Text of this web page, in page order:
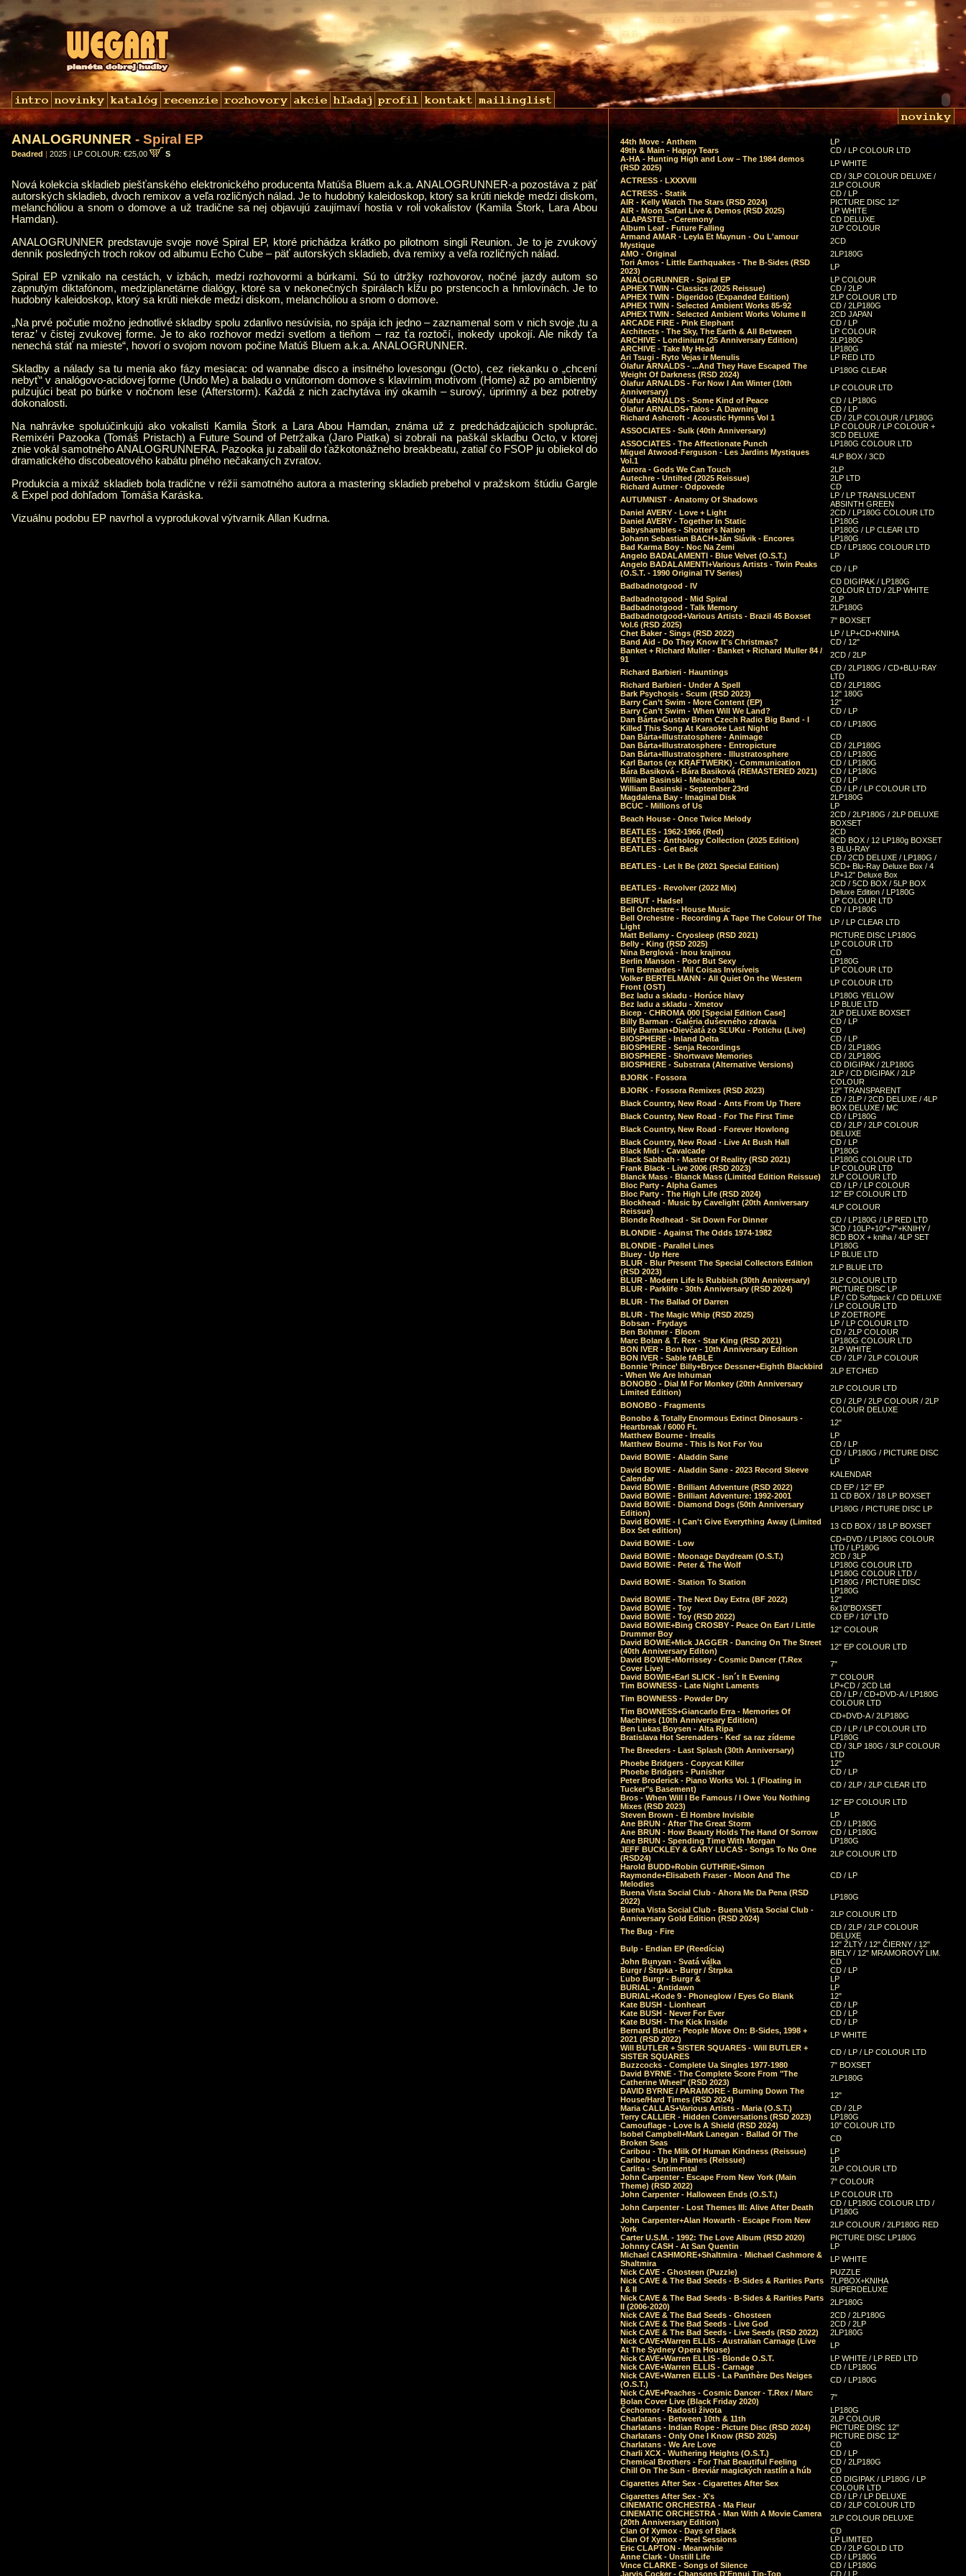
ANALOGRUNNER - Spiral EP
Deadred | 2025 | LP COLOUR: €25,00 S
Nová kolekcia skladieb piešťanského elektronického producenta Matúša Bluem a.k.a. ANALOGRUNNER-a pozostáva z päť
autorských skladieb, dvoch remixov a veľa rozličných nálad. Je to hudobný kaleidoskop, ktorý sa krúti niekde medzi diskom,
melanchóliou a snom o domove a už tradične sa nej objavujú zaujímaví hostia v roli vokalistov (Kamila Štork, Lara Abou
Hamdan).
ANALOGRUNNER predstavuje svoje nové Spiral EP, ktoré prichádza krátko po pilotnom singli Reunion. Je to je zvukový
denník posledných troch rokov od albumu Echo Cube – päť autorských skladieb, dva remixy a veľa rozličných nálad.
Spiral EP vznikalo na cestách, v izbách, medzi rozhovormi a búrkami. Sú to útržky rozhovorov, nočné jazdy autom so
zapnutým diktafónom, medziplanetárne dialógy, ktoré sa v nekonečných špirálach kĺžu po prstencoch a hmlovinách. Je to
hudobný kaleidoskop, ktorý sa krúti niekde medzi diskom, melanchóliou a snom o domove.
„Na prvé počutie možno jednotlivé skladby spolu zdanlivo nesúvisia, no spája ich jedno – zaznamenal som v nich svoje ‚tu a
teraz’ v čistej zvukovej forme. Je to ako rozhovor medzi svetlom a tieňom – raz ťa roztočí, inokedy upokojí. Ale nikdy ťa
nenechá stáť na mieste“, hovorí o svojom novom počine Matúš Bluem a.k.a. ANALOGRUNNER.
Skladby a nálady sa tu menia ako fázy mesiaca: od wannabe disco a insitného lovesongu (Octo), cez riekanku o „chcení
nebyť“ v analógovo-acidovej forme (Undo Me) a baladu o vnútornom domove s klavírním motívom (Home) až po ambientný
pulzujúci beat po búrke v nočnom lese (Afterstorm). Každá z nich zachytáva iný okamih – surový, úprimný a bez potreby
dokonalosti.
Na nahrávke spoluúčinkujú ako vokalisti Kamila Štork a Lara Abou Hamdan, známa už z predchádzajúcich spoluprác.
Remixéri Pazooka (Tomáš Pristach) a Future Sound of Petržalka (Jaro Piatka) si zobrali na paškál skladbu Octo, v ktorej
znie vokál samotného ANALOGRUNNERA. Pazooka ju zabalil do ťažkotonážneho breakbeatu, zatiaľ čo FSOP ju obliekol do
dramatického discobeatového kabátu plného nečakaných zvratov.
Produkcia a mixáž skladieb bola tradične v réžii samotného autora a mastering skladieb prebehol v pražskom štúdiu Gargle
& Expel pod dohľadom Tomáša Karáska.
Vizuálnu podobu EP navrhol a vyprodukoval výtvarník Allan Kudrna.
44th Move - Anthem
LP
49th & Main - Happy Tears
CD / LP COLOUR LTD
A-HA - Hunting High and Low – The 1984 demos
(RSD 2025)
LP WHITE
ACTRESS - LXXXVIII
CD / 3LP COLOUR DELUXE /
2LP COLOUR
ACTRESS - Statik
CD / LP
AIR - Kelly Watch The Stars (RSD 2024)
PICTURE DISC 12"
AIR - Moon Safari Live & Demos (RSD 2025)
LP WHITE
ALAPASTEL - Ceremony
CD DELUXE
Album Leaf - Future Falling
2LP COLOUR
Armand AMAR - Leyla Et Maynun - Ou L'amour
Mystique
2CD
AMO - Original
2LP180G
Tori Amos - Little Earthquakes - The B-Sides (RSD
2023)
LP
ANALOGRUNNER - Spiral EP
LP COLOUR
APHEX TWIN - Classics (2025 Reissue)
CD / 2LP
APHEX TWIN - Digeridoo (Expanded Edition)
2LP COLOUR LTD
APHEX TWIN - Selected Ambient Works 85-92
CD / 2LP180G
APHEX TWIN - Selected Ambient Works Volume II
2CD JAPAN
ARCADE FIRE - Pink Elephant
CD / LP
Architects - The Sky, The Earth & All Between
LP COLOUR
ARCHIVE - Londinium (25 Anniversary Edition)
2LP180G
ARCHIVE - Take My Head
LP180G
Ari Tsugi - Ryto Vejas ir Menulis
LP RED LTD
Ólafur ARNALDS - ...And They Have Escaped The
Weight Of Darkness (RSD 2024)
LP180G CLEAR
Ólafur ARNALDS - For Now I Am Winter (10th
Anniversary)
LP COLOUR LTD
Ólafur ARNALDS - Some Kind of Peace
CD / LP180G
Ólafur ARNALDS+Talos - A Dawning
CD / LP
Richard Ashcroft - Acoustic Hymns Vol 1
CD / 2LP COLOUR / LP180G
ASSOCIATES - Sulk (40th Anniversary)
LP COLOUR / LP COLOUR +
3CD DELUXE
ASSOCIATES - The Affectionate Punch
LP180G COLOUR LTD
Miguel Atwood-Ferguson - Les Jardins Mystiques
Vol.1
4LP BOX / 3CD
Aurora - Gods We Can Touch
2LP
Autechre - Untilted (2025 Reissue)
2LP LTD
Richard Autner - Odpovede
CD
AUTUMNIST - Anatomy Of Shadows
LP / LP TRANSLUCENT
ABSINTH GREEN
Daniel AVERY - Love + Light
2CD / LP180G COLOUR LTD
Daniel AVERY - Together In Static
LP180G
Babyshambles - Shotter's Nation
LP180G / LP CLEAR LTD
Johann Sebastian BACH+Ján Slávik - Encores
LP180G
Bad Karma Boy - Noc Na Zemi
CD / LP180G COLOUR LTD
Angelo BADALAMENTI - Blue Velvet (O.S.T.)
LP
Angelo BADALAMENTI+Various Artists - Twin Peaks
(O.S.T. - 1990 Original TV Series)
CD / LP
Badbadnotgood - IV
CD DIGIPAK / LP180G
COLOUR LTD / 2LP WHITE
Badbadnotgood - Mid Spiral
2LP
Badbadnotgood - Talk Memory
2LP180G
Badbadnotgood+Various Artists - Brazil 45 Boxset
Vol.6 (RSD 2025)
7" BOXSET
Chet Baker - Sings (RSD 2022)
LP / LP+CD+KNIHA
Band Aid - Do They Know It's Christmas?
CD / 12"
Banket + Richard Muller - Banket + Richard Muller 84 /
91
2CD / 2LP
Richard Barbieri - Hauntings
CD / 2LP180G / CD+BLU-RAY
LTD
Richard Barbieri - Under A Spell
CD / 2LP180G
Bark Psychosis - Scum (RSD 2023)
12" 180G
Barry Can’t Swim - More Content (EP)
12"
Barry Can’t Swim - When Will We Land?
CD / LP
Dan Bárta+Gustav Brom Czech Radio Big Band - I
Killed This Song At Karaoke Last Night
CD / LP180G
Dan Bárta+Illustratosphere - Animage
CD
Dan Bárta+Illustratosphere - Entropicture
CD / 2LP180G
Dan Bárta+Illustratosphere - Illustratosphere
CD / LP180G
Karl Bartos (ex KRAFTWERK) - Communication
CD / LP180G
Bára Basiková - Bára Basiková (REMASTERED 2021)
CD / LP180G
William Basinski - Melancholia
CD / LP
William Basinski - September 23rd
CD / LP / LP COLOUR LTD
Magdalena Bay - Imaginal Disk
2LP180G
BCUC - Millions of Us
LP
Beach House - Once Twice Melody
2CD / 2LP180G / 2LP DELUXE
BOXSET
BEATLES - 1962-1966 (Red)
2CD
BEATLES - Anthology Collection (2025 Edition)
8CD BOX / 12 LP180g BOXSET
BEATLES - Get Back
3 BLU-RAY
BEATLES - Let It Be (2021 Special Edition)
CD / 2CD DELUXE / LP180G /
5CD+ Blu-Ray Deluxe Box / 4
LP+12" Deluxe Box
BEATLES - Revolver (2022 Mix)
2CD / 5CD BOX / 5LP BOX
Deluxe Edition / LP180G
BEIRUT - Hadsel
LP COLOUR LTD
Bell Orchestre - House Music
CD / LP180G
Bell Orchestre - Recording A Tape The Colour Of The
Light
LP / LP CLEAR LTD
Matt Bellamy - Cryosleep (RSD 2021)
PICTURE DISC LP180G
Belly - King (RSD 2025)
LP COLOUR LTD
Nina Berglová - Inou krajinou
CD
Berlin Manson - Poor But Sexy
LP180G
Tim Bernardes - Mil Coisas Invis​í​veis
LP COLOUR LTD
Volker BERTELMANN - All Quiet On the Western
Front (OST)
LP COLOUR LTD
Bez ladu a skladu - Horúce hlavy
LP180G YELLOW
Bez ladu a skladu - Xmetov
LP BLUE LTD
Bicep - CHROMA 000 [Special Edition Case]
2LP DELUXE BOXSET
Billy Barman - Galéria duševného zdravia
CD / LP
Billy Barman+Dievčatá zo SĽUKu - Potichu (Live)
CD
BIOSPHERE - Inland Delta
CD / LP
BIOSPHERE - Senja Recordings
CD / 2LP180G
BIOSPHERE - Shortwave Memories
CD / 2LP180G
BIOSPHERE - Substrata (Alternative Versions)
CD DIGIPAK / 2LP180G
BJORK - Fossora
2LP / CD DIGIPAK / 2LP
COLOUR
BJORK - Fossora Remixes (RSD 2023)
12" TRANSPARENT
Black Country, New Road - Ants From Up There
CD / 2LP / 2CD DELUXE / 4LP
BOX DELUXE / MC
Black Country, New Road - For The First Time
CD / LP180G
Black Country, New Road - Forever Howlong
CD / 2LP / 2LP COLOUR
DELUXE
Black Country, New Road - Live At Bush Hall
CD / LP
Black Midi - Cavalcade
LP180G
Black Sabbath - Master Of Reality (RSD 2021)
LP180G COLOUR LTD
Frank Black - Live 2006 (RSD 2023)
LP COLOUR LTD
Blanck Mass - Blanck Mass (Limited Edition Reissue)
2LP COLOUR LTD
Bloc Party - Alpha Games
CD / LP / LP COLOUR
Bloc Party - The High Life (RSD 2024)
12" EP COLOUR LTD
Blockhead - Music by Cavelight (20th Anniversary
Reissue)
4LP COLOUR
Blonde Redhead - Sit Down For Dinner
CD / LP180G / LP RED LTD
BLONDIE - Against The Odds 1974-1982
3CD / 10LP+10"+7"+KNIHY /
8CD BOX + kniha / 4LP SET
BLONDIE - Parallel Lines
LP180G
Bluey - Up Here
LP BLUE LTD
BLUR - Blur Present The Special Collectors Edition
(RSD 2023)
2LP BLUE LTD
BLUR - Modern Life Is Rubbish (30th Anniversary)
2LP COLOUR LTD
BLUR - Parklife - 30th Anniversary (RSD 2024)
PICTURE DISC LP
BLUR - The Ballad Of Darren
LP / CD Softpack / CD DELUXE
/ LP COLOUR LTD
BLUR - The Magic Whip (RSD 2025)
LP ZOETROPE
Bobsan - Frydays
LP / LP COLOUR LTD
Ben Böhmer - Bloom
CD / 2LP COLOUR
Marc Bolan & T. Rex - Star King (RSD 2021)
LP180G COLOUR LTD
BON IVER - Bon Iver - 10th Anniversary Edition
2LP WHITE
BON IVER - Sable fABLE
CD / 2LP / 2LP COLOUR
Bonnie 'Prince' Billy+Bryce Dessner+Eighth Blackbird
- When We Are Inhuman
2LP ETCHED
BONOBO - Dial M For Monkey (20th Anniversary
Limited Edition)
2LP COLOUR LTD
BONOBO - Fragments
CD / 2LP / 2LP COLOUR / 2LP
COLOUR DELUXE
Bonobo & Totally Enormous Extinct Dinosaurs -
Heartbreak / 6000 Ft.
12"
Matthew Bourne - Irrealis
LP
Matthew Bourne - This Is Not For You
CD / LP
David BOWIE - Aladdin Sane
CD / LP180G / PICTURE DISC
LP
David BOWIE - Aladdin Sane - 2023 Record Sleeve
Calendar
KALENDAR
David BOWIE - Brilliant Adventure (RSD 2022)
CD EP / 12" EP
David BOWIE - Brilliant Adventure: 1992-2001
11 CD BOX / 18 LP BOXSET
David BOWIE - Diamond Dogs (50th Anniversary
Edition)
LP180G / PICTURE DISC LP
David BOWIE - I Can't Give Everything Away (Limited
Box Set edition)
13 CD BOX / 18 LP BOXSET
David BOWIE - Low
CD+DVD / LP180G COLOUR
LTD / LP180G
David BOWIE - Moonage Daydream (O.S.T.)
2CD / 3LP
David BOWIE - Peter & The Wolf
LP180G COLOUR LTD
David BOWIE - Station To Station
LP180G COLOUR LTD /
LP180G / PICTURE DISC
LP180G
David BOWIE - The Next Day Extra (BF 2022)
12"
David BOWIE - Toy
6x10"BOXSET
David BOWIE - Toy (RSD 2022)
CD EP / 10" LTD
David BOWIE+Bing CROSBY - Peace On Eart / Little
Drummer Boy
12" COLOUR
David BOWIE+Mick JAGGER - Dancing On The Street
(40th Anniversary Editon)
12" EP COLOUR LTD
David BOWIE+Morrissey - Cosmic Dancer (T.Rex
Cover Live)
7"
David BOWIE+Earl SLICK - Isn´t It Evening
7" COLOUR
Tim BOWNESS - Late Night Laments
LP+CD / 2CD Ltd
Tim BOWNESS - Powder Dry
CD / LP / CD+DVD-A / LP180G
COLOUR LTD
Tim BOWNESS+Giancarlo Erra - Memories Of
Machines (10th Anniversary Edition)
CD+DVD-A / 2LP180G
Ben Lukas Boysen - Alta Ripa
CD / LP / LP COLOUR LTD
Bratislava Hot Serenaders - Keď sa raz zídeme
LP180G
The Breeders - Last Splash (30th Anniversary)
CD / 3LP 180G / 3LP COLOUR
LTD
Phoebe Bridgers - Copycat Killer
12"
Phoebe Bridgers - Punisher
CD / LP
Peter Broderick - Piano Works Vol. 1 (Floating in
Tucker"s Basement)
CD / 2LP / 2LP CLEAR LTD
Bros - When Will I Be Famous / I Owe You Nothing
Mixes (RSD 2023)
12" EP COLOUR LTD
Steven Brown - El Hombre Invisible
LP
Ane BRUN - After The Great Storm
CD / LP180G
Ane BRUN - How Beauty Holds The Hand Of Sorrow
CD / LP180G
Ane BRUN - Spending Time With Morgan
LP180G
JEFF BUCKLEY & GARY LUCAS - Songs To No One
(RSD24)
2LP COLOUR LTD
Harold BUDD+Robin GUTHRIE+Simon
Raymonde+Elisabeth Fraser - Moon And The
Melodies
CD / LP
Buena Vista Social Club - Ahora Me Da Pena (RSD
2022)
LP180G
Buena Vista Social Club - Buena Vista Social Club -
Anniversary Gold Edition (RSD 2024)
2LP COLOUR LTD
The Bug - Fire
CD / 2LP / 2LP COLOUR
DELUXE
Bulp - Endian EP (Reedícia)
12" ŽLTÝ / 12" ČIERNY / 12"
BIELY / 12" MRAMOROVÝ LIM.
John Bunyan - Svatá válka
CD
Burgr / Štrpka - Burgr / Štrpka
CD / LP
Ľubo Burgr - Burgr &
LP
BURIAL - Antidawn
LP
BURIAL+Kode 9 - Phoneglow / Eyes Go Blank
12"
Kate BUSH - Lionheart
CD / LP
Kate BUSH - Never For Ever
CD / LP
Kate BUSH - The Kick Inside
CD / LP
Bernard Butler - People Move On: B-Sides, 1998 +
2021 (RSD 2022)
LP WHITE
Will BUTLER + SISTER SQUARES - Will BUTLER +
SISTER SQUARES
CD / LP / LP COLOUR LTD
Buzzcocks - Complete Ua Singles 1977-1980
7" BOXSET
David BYRNE - The Complete Score From "The
Catherine Wheel" (RSD 2023)
2LP180G
DAVID BYRNE / PARAMORE - Burning Down The
House/Hard Times (RSD 2024)
12"
Maria CALLAS+Various Artists - Maria (O.S.T.)
CD / 2LP
Terry CALLIER - Hidden Conversations (RSD 2023)
LP180G
Camouflage - Love Is A Shield (RSD 2024)
10" COLOUR LTD
Isobel Campbell+Mark Lanegan - Ballad Of The
Broken Seas
CD
Caribou - The Milk Of Human Kindness (Reissue)
LP
Caribou - Up In Flames (Reissue)
LP
Carlita - Sentimental
2LP COLOUR LTD
John Carpenter - Escape From New York (Main
Theme) (RSD 2022)
7" COLOUR
John Carpenter - Halloween Ends (O.S.T.)
LP COLOUR LTD
John Carpenter - Lost Themes III: Alive After Death
CD / LP180G COLOUR LTD /
LP180G
John Carpenter+Alan Howarth - Escape From New
York
2LP COLOUR / 2LP180G RED
Carter U.S.M. - 1992: The Love Album (RSD 2020)
PICTURE DISC LP180G
Johnny CASH - At San Quentin
LP
Michael CASHMORE+Shaltmira - Michael Cashmore &
Shaltmira
LP WHITE
Nick CAVE - Ghosteen (Puzzle)
PUZZLE
Nick CAVE & The Bad Seeds - B-Sides & Rarities Parts
I & II
7LPBOX+KNIHA
SUPERDELUXE
Nick CAVE & The Bad Seeds - B-Sides & Rarities Parts
II (2006-2020)
2LP180G
Nick CAVE & The Bad Seeds - Ghosteen
2CD / 2LP180G
Nick CAVE & The Bad Seeds - Live God
2CD / 2LP
Nick CAVE & The Bad Seeds - Live Seeds (RSD 2022)
2LP180G
Nick CAVE+Warren ELLIS - Australian Carnage (Live
At The Sydney Opera House)
LP
Nick CAVE+Warren ELLIS - Blonde O.S.T.
LP WHITE / LP RED LTD
Nick CAVE+Warren ELLIS - Carnage
CD / LP180G
Nick CAVE+Warren ELLIS - La Panthère Des Neiges
(O.S.T.)
CD / LP180G
Nick CAVE+Peaches - Cosmic Dancer - T.Rex / Marc
Bolan Cover Live (Black Friday 2020)
7"
Čechomor - Radosti života
LP180G
Charlatans - Between 10th & 11th
2LP COLOUR
Charlatans - Indian Rope - Picture Disc (RSD 2024)
PICTURE DISC 12"
Charlatans - Only One I Know (RSD 2025)
PICTURE DISC 12"
Charlatans - We Are Love
CD
Charli XCX - Wuthering Heights (O.S.T.)
CD / LP
Chemical Brothers - For That Beautiful Feeling
CD / 2LP180G
Chill On The Sun - Breviár magických rastlín a húb
CD
Cigarettes After Sex - Cigarettes After Sex
CD DIGIPAK / LP180G / LP
COLOUR LTD
Cigarettes After Sex - X's
CD / LP / LP DELUXE
CINEMATIC ORCHESTRA - Ma Fleur
CD / 2LP COLOUR LTD
CINEMATIC ORCHESTRA - Man With A Movie Camera
(20th Anniversary Edition)
2LP COLOUR DELUXE
Clan Of Xymox - Days of Black
CD
Clan Of Xymox - Peel Sessions
LP LIMITED
Eric CLAPTON - Meanwhile
CD / 2LP GOLD LTD
Anne Clark - Unstill Life
CD / LP180G
Vince CLARKE - Songs of Silence
CD / LP180G
Jarvis Cocker - Chansons D'Ennui Tip-Top
CD / LP